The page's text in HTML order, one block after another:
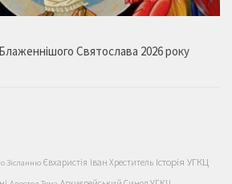
Святослава 2026 року
Зісланню Євхаристія Іван Хреститель Історія УГКЦ